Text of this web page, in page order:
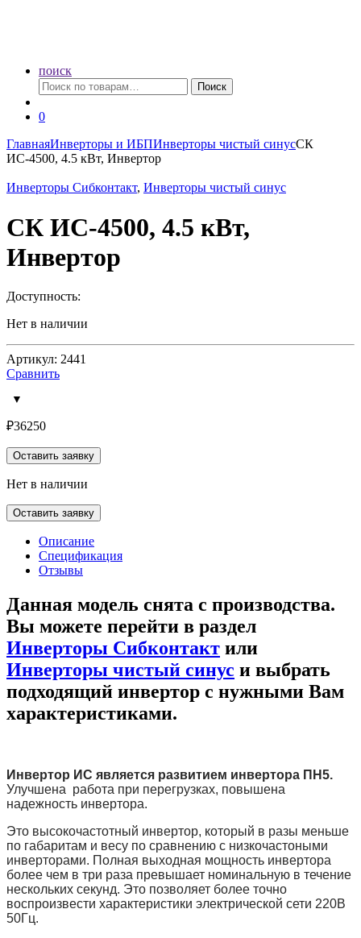
поиск
Искать:
Поиск
0
ГлавнаяИнверторы и ИБПИнверторы чистый синусСК
ИС-4500, 4.5 кВт, Инвертор
Инверторы Сибконтакт, Инверторы чистый синус
СК ИС-4500, 4.5 кВт,
Инвертор
Доступность:
Нет в наличии
Артикул: 2441
Сравнить
₽36250
Оставить заявку
Нет в наличии
Оставить заявку
Описание
Спецификация
Отзывы
Данная модель снята с производства.
Вы можете перейти в раздел
Инверторы Сибконтакт или
Инверторы чистый синус и выбрать
подходящий инвертор с нужными Вам
характеристиками.
Инвертор ИС является развитием инвертора ПН5.
Улучшена работа при перегрузках, повышена
надежность инвертора.
Это высокочастотный инвертор, который в разы меньшe
по габаритам и весу по сравнению с низкочастоными
инверторами. Полная выходная мощность инвертора
более чем в три раза превышает номинальную в течение
нескольких секунд. Это позволяет более точно
воспроизвести характеристики электрической сети 220В
50Гц.